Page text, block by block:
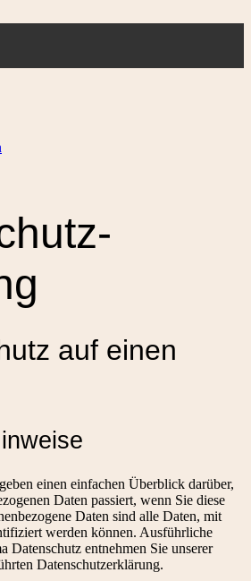
auf einen
einen einfachen Überblick darüber,
Daten passiert, wenn Sie diese
Daten sind alle Daten, mit
werden können. Ausführliche
Datenschutz entnehmen Sie unserer
Datenschutzerklärung.